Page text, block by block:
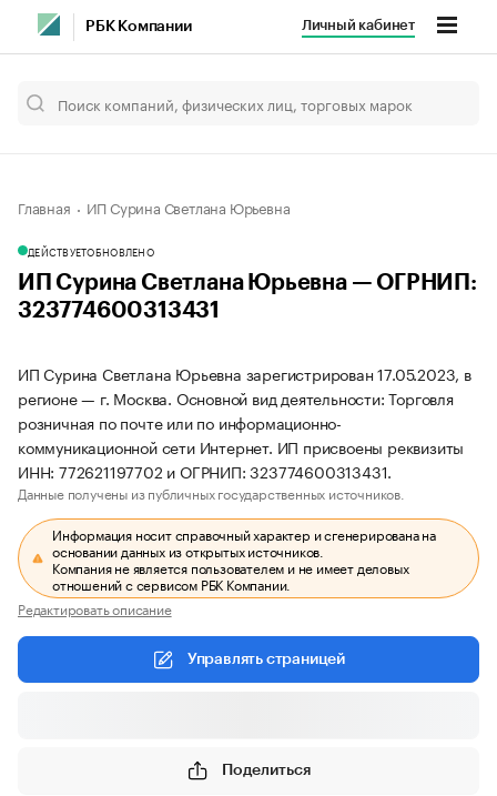
РБК Компании Личный кабинет
Главная ИП Сурина Светлана Юрьевна
ДЕЙСТВУЕТОБНОВЛЕНО
ИП Сурина Светлана Юрьевна — ОГРНИП:
323774600313431
ИП Сурина Светлана Юрьевна зарегистрирован 17.05.2023, в
регионе — г. Москва. Основной вид деятельности: Торговля
розничная по почте или по информационно-
коммуникационной сети Интернет. ИП присвоены реквизиты
ИНН: 772621197702 и ОГРНИП: 323774600313431.
Данные получены из публичных государственных источников.
Информация носит справочный характер и сгенерирована на
основании данных из открытых источников.
Компания не является пользователем и не имеет деловых
отношений с сервисом РБК Компании.
Редактировать описание
Управлять страницей
Поделиться